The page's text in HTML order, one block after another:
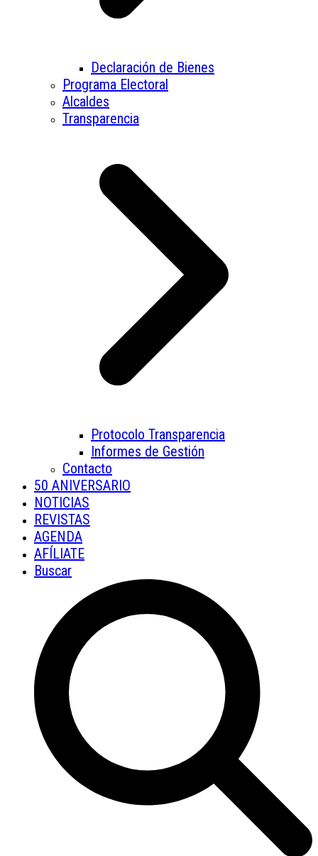
Declaración de Bienes
Programa Electoral
Alcaldes
Transparencia
Protocolo Transparencia
Informes de Gestión
Contacto
50 ANIVERSARIO
NOTICIAS
REVISTAS
AGENDA
AFÍLIATE
Buscar